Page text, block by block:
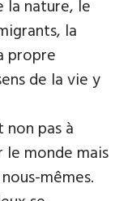
la nature, le
la
propre
de la vie y
pas à
monde mais
mêmes.